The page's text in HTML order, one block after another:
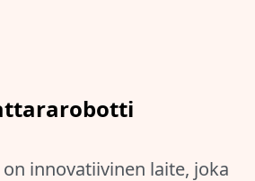
innovatiivinen laite, joka